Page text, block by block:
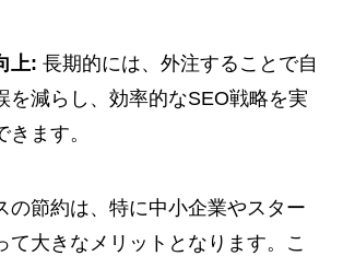
上: 長期的には、外注することで自
を減らし、効率的なSEO戦略を実
ます。
の節約は、特に中小企業やスター
て大きなメリットとなります。こ